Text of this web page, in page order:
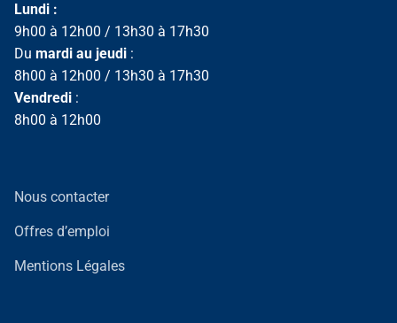
Lundi :
9h00 à 12h00 / 13h30 à 17h30
Du mardi au jeudi :
8h00 à 12h00 / 13h30 à 17h30
Vendredi :
8h00 à 12h00
Nous contacter
Offres d’emploi
Mentions Légales